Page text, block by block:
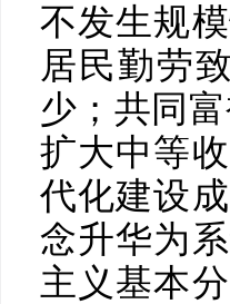
不发生规
居民勤劳
少；共同
扩大中等
代化建设
念升华为
主义基本